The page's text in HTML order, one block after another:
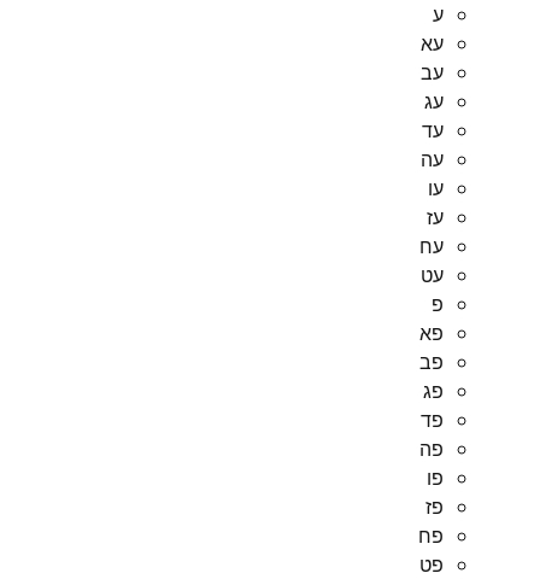
ע
עא
עב
עג
עד
עה
עו
עז
עח
עט
פ
פא
פב
פג
פד
פה
פו
פז
פח
פט